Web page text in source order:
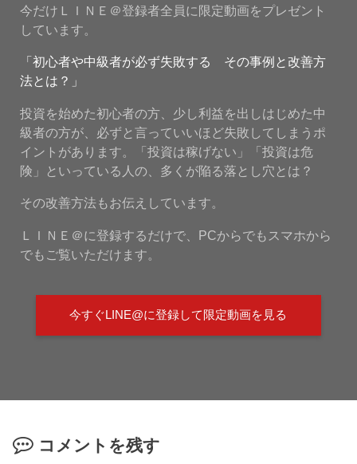
今だけＬＩＮＥ＠登録者全員に限定動画をプレゼント
しています。
「初心者や中級者が必ず失敗する その事例と改善方
法とは？」
投資を始めた初心者の方、少し利益を出しはじめた中
級者の方が、必ずと言っていいほど失敗してしまうポ
イントがあります。「投資は稼げない」「投資は危
険」といっている人の、多くが陥る落とし穴とは？
その改善方法もお伝えしています。
ＬＩＮＥ＠に登録するだけで、PCからでもスマホから
でもご覧いただけます。
今すぐLINE@に登録して限定動画を見る
コメントを残す